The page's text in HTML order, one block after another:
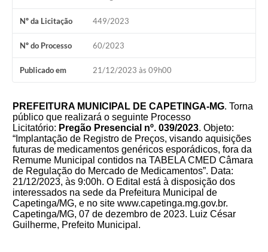
Nº da Licitação 449/2023
Nº do Processo 60/2023
Publicado em 21/12/2023 às 09h00
PREFEITURA MUNICIPAL DE CAPETINGA-MG. Torna
público que realizará o seguinte Processo
Licitatório: Pregão Presencial nº. 039/2023. Objeto:
“Implantação de Registro de Preços, visando aquisições
futuras de medicamentos genéricos esporádicos, fora da
Remume Municipal contidos na TABELA CMED Câmara
de Regulação do Mercado de Medicamentos”. Data:
21/12/2023, às 9:00h. O Edital está à disposição dos
interessados na sede da Prefeitura Municipal de
Capetinga/MG, e no site www.capetinga.mg.gov.br.
Capetinga/MG, 07 de dezembro de 2023. Luiz César
Guilherme, Prefeito Municipal.